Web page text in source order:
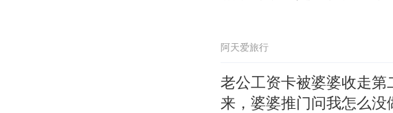
阿天爱旅行
老公工资卡被婆婆收走
来，婆婆推门问我怎么没